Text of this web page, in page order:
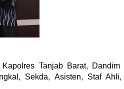
Tanjab Barat,
Sekda, Asisten, Staf